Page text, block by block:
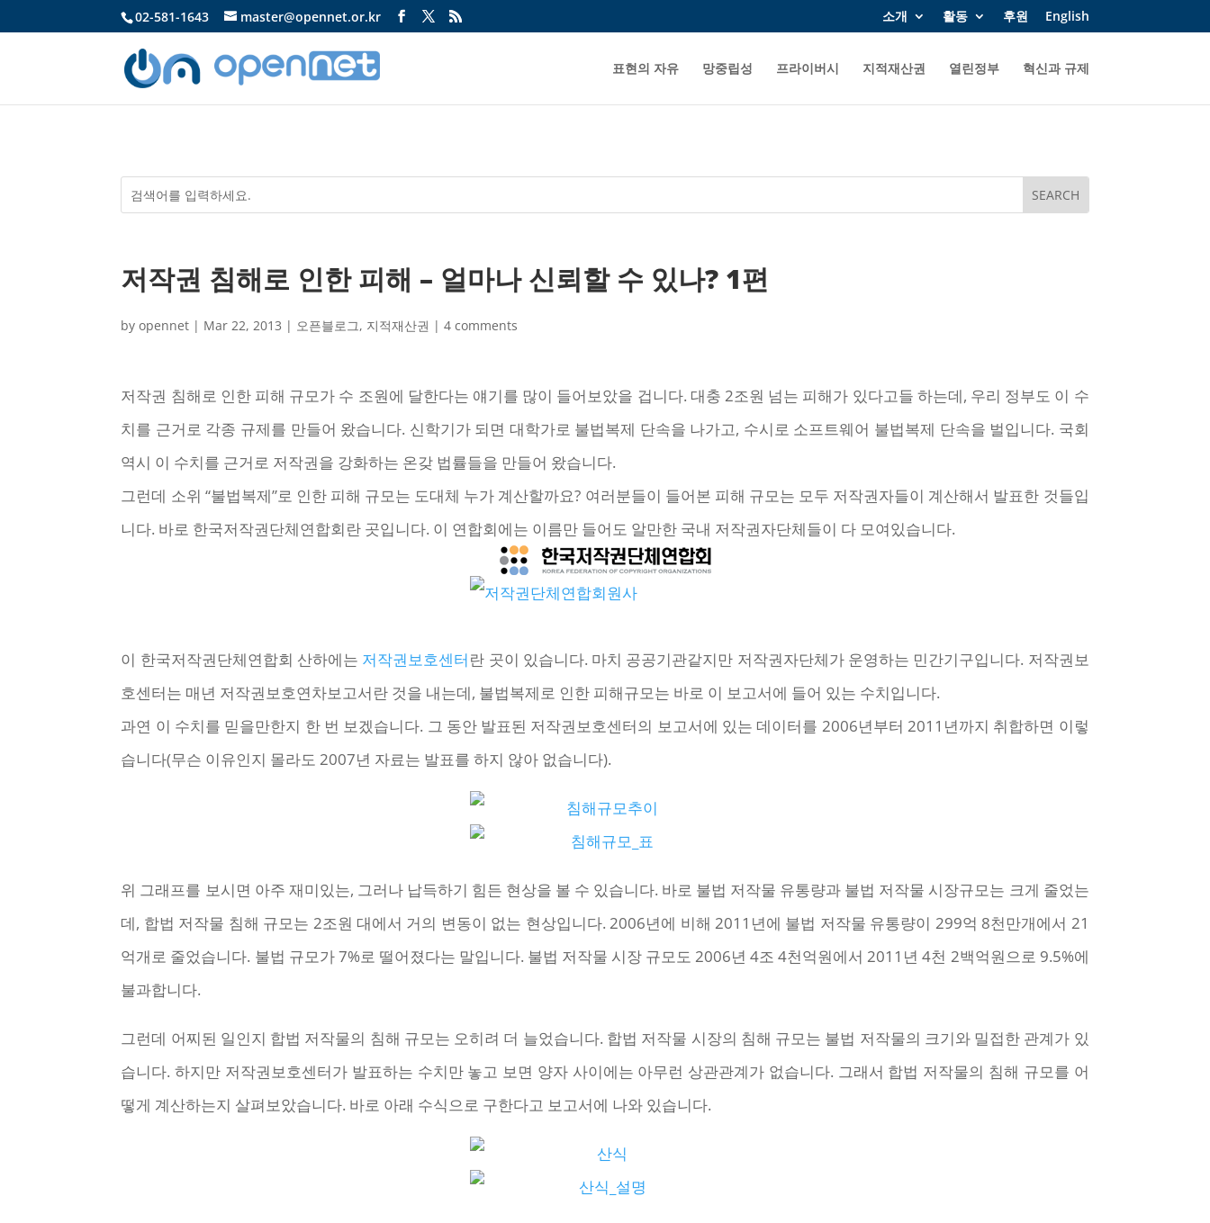
02-581-1643 master@opennet.or.kr 소개 활동 후원 English
표현의 자유 망중립성 프라이버시 지적재산권 열린정부 혁신과 규제
저작권 침해로 인한 피해 – 얼마나 신뢰할 수 있나? 1편
byopennet | Mar 22, 2013 | 오픈블로그, 지적재산권 |4 comments
저작권 침해로 인한 피해 규모가 수 조원에 달한다는 얘기를 많이 들어보았을 겁니다. 대충 2조원 넘는 피해가 있다고들 하는데, 우리 정부도 이 수
치를 근거로 각종 규제를 만들어 왔습니다. 신학기가 되면 대학가로 불법복제 단속을 나가고, 수시로 소프트웨어 불법복제 단속을 벌입니다. 국회
역시 이 수치를 근거로 저작권을 강화하는 온갖 법률들을 만들어 왔습니다.
그런데 소위 “불법복제”로 인한 피해 규모는 도대체 누가 계산할까요? 여러분들이 들어본 피해 규모는 모두 저작권자들이 계산해서 발표한 것들입
니다. 바로 한국저작권단체연합회란 곳입니다. 이 연합회에는 이름만 들어도 알만한 국내 저작권자단체들이 다 모여있습니다.
이 한국저작권단체연합회 산하에는 저작권보호센터란 곳이 있습니다. 마치 공공기관같지만 저작권자단체가 운영하는 민간기구입니다. 저작권보
호센터는 매년 저작권보호연차보고서란 것을 내는데, 불법복제로 인한 피해규모는 바로 이 보고서에 들어 있는 수치입니다.
과연 이 수치를 믿을만한지 한 번 보겠습니다. 그 동안 발표된 저작권보호센터의 보고서에 있는 데이터를 2006년부터 2011년까지 취합하면 이렇
습니다(무슨 이유인지 몰라도 2007년 자료는 발표를 하지 않아 없습니다).
위 그래프를 보시면 아주 재미있는, 그러나 납득하기 힘든 현상을 볼 수 있습니다. 바로 불법 저작물 유통량과 불법 저작물 시장규모는 크게 줄었는
데, 합법 저작물 침해 규모는 2조원 대에서 거의 변동이 없는 현상입니다. 2006년에 비해 2011년에 불법 저작물 유통량이 299억 8천만개에서 21
억개로 줄었습니다. 불법 규모가 7%로 떨어졌다는 말입니다. 불법 저작물 시장 규모도 2006년 4조 4천억원에서 2011년 4천 2백억원으로 9.5%에
불과합니다.
그런데 어찌된 일인지 합법 저작물의 침해 규모는 오히려 더 늘었습니다. 합법 저작물 시장의 침해 규모는 불법 저작물의 크기와 밀접한 관계가 있
습니다. 하지만 저작권보호센터가 발표하는 수치만 놓고 보면 양자 사이에는 아무런 상관관계가 없습니다. 그래서 합법 저작물의 침해 규모를 어
떻게 계산하는지 살펴보았습니다. 바로 아래 수식으로 구한다고 보고서에 나와 있습니다.